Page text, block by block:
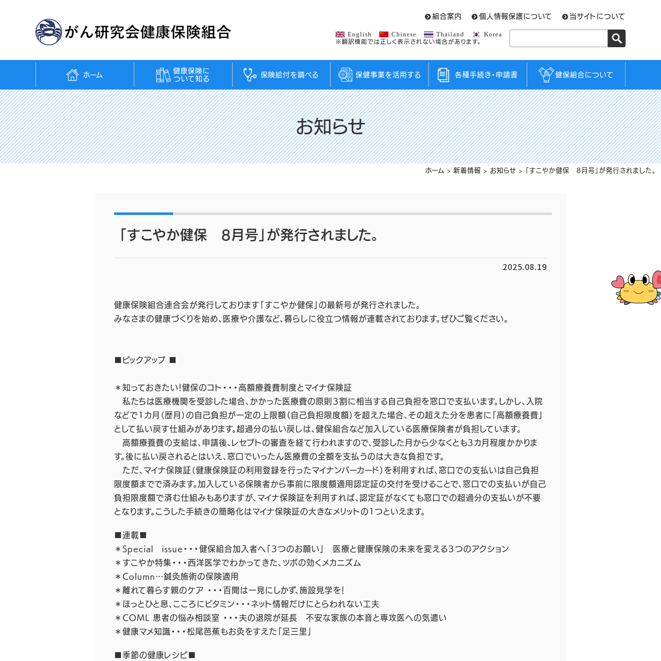
組合案内 個人情報保護について 当サイトについて
English Chinese Thailand Korea
※翻訳機能では正しく表示されない場合があります。
ホーム
健康保険に
ついて知る
保険給付を調べる 保健事業を活用する 各種手続き・申請書 健保組合について
ホーム > 新着情報 > お知らせ > 「すこやか健保 8月号」が発行されました。
お知らせ
「すこやか健保 8月号」が発行されました。
2025.08.19
健康保険組合連合会が発行しております「すこやか健保」の最新号が発行されました。
みなさまの健康づくりを始め、医療や介護など、暮らしに役立つ情報が連載されております。ぜひご覧ください。
■ピックアップ ■
＊知っておきたい！健保のコト・・・高額療養費制度とマイナ保険証
私たちは医療機関を受診した場合、かかった医療費の原則３割に相当する自己負担を窓口で支払います。しかし、入院
などで1カ月（歴月）の自己負担が一定の上限額（自己負担限度額）を超えた場合、その超えた分を患者に「高額療養費」
として払い戻す仕組みがあります。超過分の払い戻しは、健保組合など加入している医療保険者が負担しています。
高額療養費の支給は、申請後、レセプトの審査を経て行われますので、受診した月から少なくとも3カ月程度かかりま
す。後に払い戻されるとはいえ、窓口でいったん医療費の全額を支払うのは大きな負担です。
ただ、マイナ保険証（健康保険証の利用登録を行ったマイナンバーカード）を利用すれば、窓口での支払いは自己負担
限度額までで済みます。加入している保険者から事前に限度額適用認定証の交付を受けることで、窓口での支払いが自己
負担限度額で済む仕組みもありますが、マイナ保険証を利用すれば、認定証がなくても窓口での超過分の支払いが不要
となります。こうした手続きの簡略化はマイナ保険証の大きなメリットの1つといえます。
■連載■
＊Special issue・・・健保組合加入者へ「３つのお願い」 医療と健康保険の未来を変える３つのアクション
＊すこやか特集・・・西洋医学でわかってきた、ツボの効くメカニズム
＊Column…鍼灸施術の保険適用
＊離れて暮らす親のケア ・・・百聞は一見にしかず、施設見学を！
＊ほっとひと息、こころにビタミン・・・ネット情報だけにとらわれない工夫
＊COML 患者の悩み相談室 ・・・夫の退院が延長 不安な家族の本音と専攻医への気遣い
＊健康マメ知識・・・松尾芭蕉もお灸をすえた「足三里」
■季節の健康レシピ■